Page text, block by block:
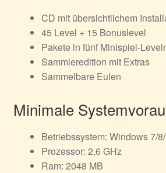
CD mit übersichtlichem
45 Level + 15 Bonuslevel
Pakete in fünf Minispiel-
Sammleredition mit Extras
Sammelbare Eulen
Minimale
Betriebssystem: Windows 7/
Prozessor: 2,6 GHz
Ram: 2048 MB